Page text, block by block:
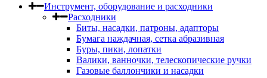
Инструмент, оборудование и расходники
Расходники
Биты, насадки, патроны, адапторы
Бумага наждачная, сетка абразивная
Буры, пики, лопатки
Валики, ванночки, телескопические ручки
Газовые баллончики и насадки